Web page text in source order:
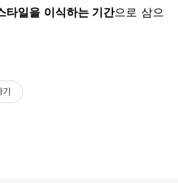
타일을 이식하는 기간으로 삼으
기